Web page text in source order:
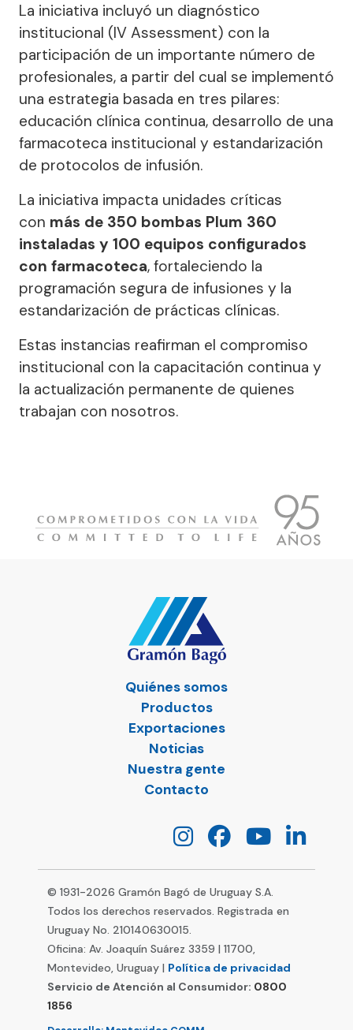
La iniciativa incluyó un diagnóstico
institucional (IV Assessment) con la
participación de un importante número de
profesionales, a partir del cual se implementó
una estrategia basada en tres pilares:
educación clínica continua, desarrollo de una
farmacoteca institucional y estandarización
de protocolos de infusión.
La iniciativa impacta unidades críticas
con más de 350 bombas Plum 360
instaladas y 100 equipos configurados
con farmacoteca, fortaleciendo la
programación segura de infusiones y la
estandarización de prácticas clínicas.
Estas instancias reafirman el compromiso
institucional con la capacitación continua y
la actualización permanente de quienes
trabajan con nosotros.
Quiénes somos
Productos
Exportaciones
Noticias
Nuestra gente
Contacto
© 1931-2026 Gramón Bagó de Uruguay S.A.
Todos los derechos reservados. Registrada en
Uruguay No. 210140630015.
Oficina: Av. Joaquín Suárez 3359 | 11700,
Montevideo, Uruguay | Política de privacidad
Servicio de Atención al Consumidor: 0800
1856